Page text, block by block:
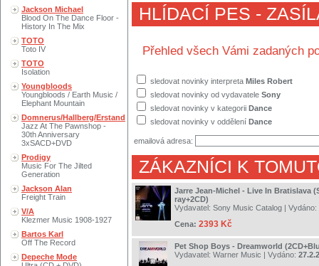
Jackson Michael
Blood On The Dance Floor -
History In The Mix
TOTO
Toto IV
TOTO
Isolation
Youngbloods
Youngbloods / Earth Music /
Elephant Mountain
Domnerus/Hallberg/Erstand
Jazz At The Pawnshop -
30th Anniversary
3xSACD+DVD
Prodigy
Music For The Jilted
Generation
Jackson Alan
Freight Train
V/A
Klezmer Music 1908-1927
Bartos Karl
Off The Record
Depeche Mode
HLÍDACÍ PES -
Přehled všech Vámi zadaných
sledovat novinky interpreta Miles Robert
sledovat novinky od vydavatele Sony
sledovat novinky v kategorii Dance
sledovat novinky v oddělení Dance
emailová adresa:
ZÁKAZNÍCI K
Jarre Jean-Michel - Live In Bratislava
ray+2CD)
Vydavatel: Sony Music Catalog | Vydáno:
Cena: 2393 Kč
Pet Shop Boys - Dreamworld
Vydavatel: Warner Music | Vydáno: